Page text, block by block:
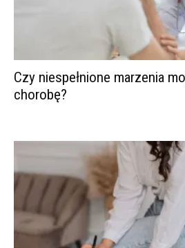
Czy niespełnione marzenia
chorobę?